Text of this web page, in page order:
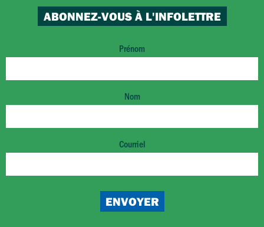
ABONNEZ-VOUS À L'INFOLETTRE
Prénom
Nom
Courriel